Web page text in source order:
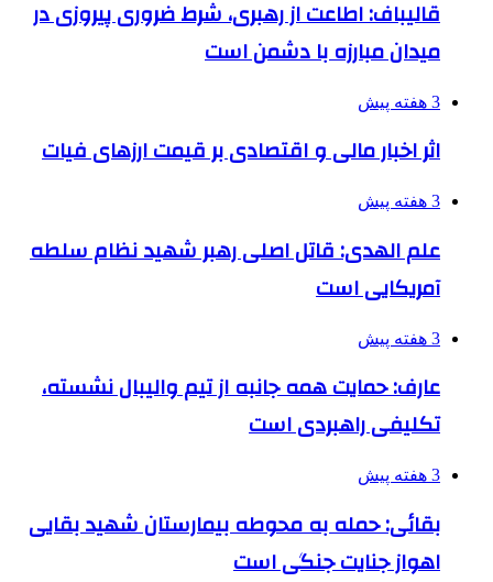
قالیباف: اطاعت از رهبری، شرط ضروری پیروزی در
میدان مبارزه با دشمن است
3 هفته پیش
اثر اخبار مالی و اقتصادی بر قیمت ارزهای فیات
3 هفته پیش
علم الهدی: قاتل اصلی رهبر شهید نظام سلطه
آمریکایی است
3 هفته پیش
عارف: حمایت همه جانبه از تیم والیبال نشسته،
تکلیفی راهبردی است
3 هفته پیش
بقائی: حمله به محوطه بیمارستان شهید بقایی
اهواز جنایت جنگی است